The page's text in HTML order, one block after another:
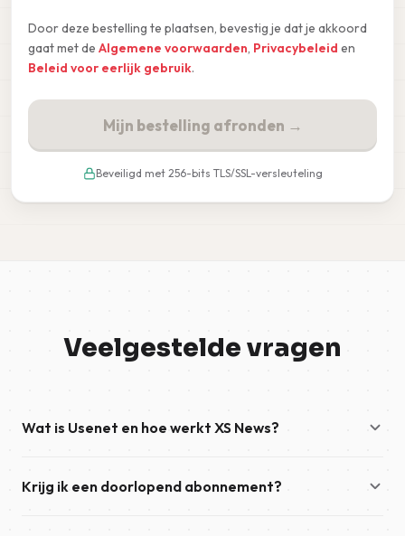
Door deze bestelling te plaatsen, bevestig je dat je akkoord
gaat met de Algemene voorwaarden, Privacybeleid en
Beleid voor eerlijk gebruik.
Mijn bestelling afronden →
Beveiligd met 256-bits TLS/SSL-versleuteling
Veelgestelde vragen
Wat is Usenet en hoe werkt XS News?
zowel discussiegroepen als binaire nieuwsgroepen omvat.
Krijg ik een doorlopend abonnement?